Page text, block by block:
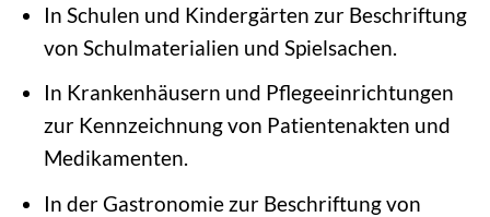
In Schulen und Kindergärten zur Beschriftung
von Schulmaterialien und Spielsachen.
In Krankenhäusern und Pflegeeinrichtungen
zur Kennzeichnung von Patientenakten und
Medikamenten.
In der Gastronomie zur Beschriftung von